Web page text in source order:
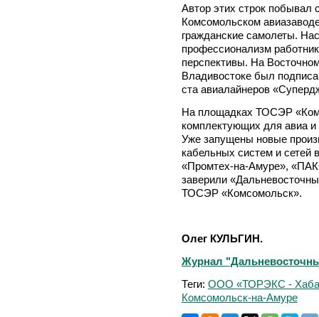
Автор этих строк побывал
Комсомольском
гражданские самолеты.
профессионализм
перспективы. На
Владивостоке был
ста авиалайнеров
На площадках ТОСЭР
комплектующих для авиа и
Уже запущены новые
кабельных систем и
«Промтех-на-Амуре»,
заверили
ТОСЭР «Комсомольск».
Олег КУЛЬГИН.
Журнал
Теги: ООО «ТОРЭКС -
Комсомольск-на-Амуре